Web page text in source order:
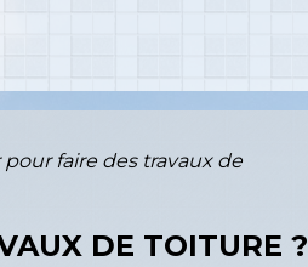
faire des travaux de
DE TOITURE ?